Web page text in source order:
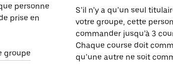
personne
prise en
groupe
S’il n’y a qu’un seul
votre groupe, cette
commander jusqu’à 3
Chaque course doit
qu’une autre ne soit